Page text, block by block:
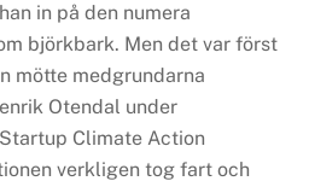
in på den numera
björkbark. Men det var först
mötte medgrundarna
Otendal under
Climate Action
verkligen tog fart och